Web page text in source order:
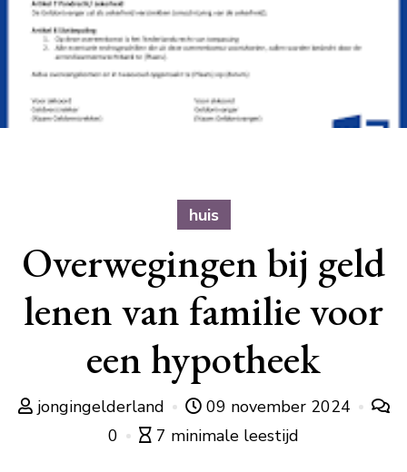
huis
Overwegingen bij geld
lenen van familie voor
een hypotheek
jongingelderland
09 november 2024
0
7 minimale leestijd